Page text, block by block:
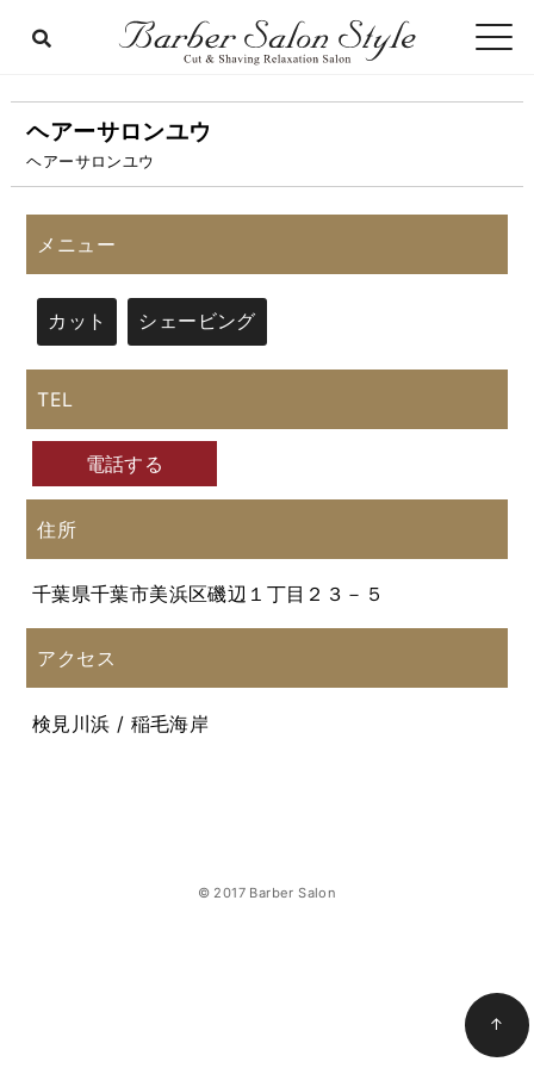
ヘアーサロンユウ
ヘアーサロンユウ
メニュー
カット シェービング
TEL
電話する
住所
千葉県千葉市美浜区磯辺１丁目２３－５
アクセス
検見川浜 / 稲毛海岸
© 2017 Barber Salon
↑